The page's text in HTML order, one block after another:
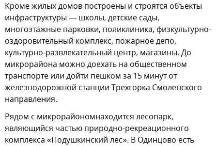
Кроме жилых домов построены и строятся объекты
инфраструктуры — школы, детские сады,
многоэтажные парковки, поликлиника, физкультурно-
оздоровительный комплекс, пожарное депо,
культурно-развлекательный центр, магазины. До
микрорайона можно доехать на общественном
транспорте или дойти пешком за 15 минут от
железнодорожной станции Трехгорка Смоленского
направления.
Рядом с микрорайономнаходится лесопарк,
являющийся частью природно-рекреационного
комплекса «Подушкинский лес». В Одинцово есть